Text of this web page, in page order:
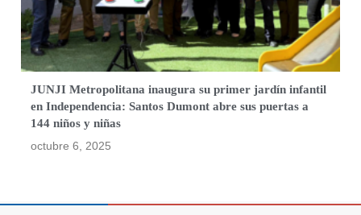
JUNJI Metropolitana inaugura su primer jardín infantil
en Independencia: Santos Dumont abre sus puertas a
144 niños y niñas
octubre 6, 2025